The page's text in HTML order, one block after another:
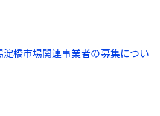
橋市場関連事業者の募集につい